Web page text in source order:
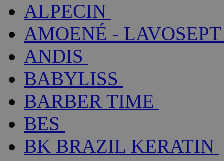
ALPECIN
AMOENÉ - LAVOSEPT
ANDIS
BABYLISS
BARBER TIME
BES
BK BRAZIL KERATIN